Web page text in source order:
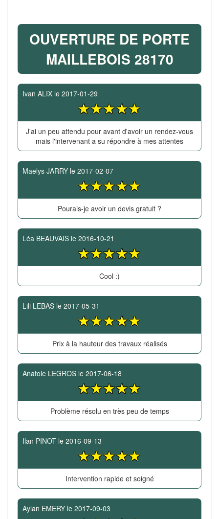
OUVERTURE DE PORTE
MAILLEBOIS 28170
Ivan ALIX le 2017-01-29
J'ai un peu attendu pour avant d'avoir un rendez-vous
mais l'intervenant a su répondre à mes attentes
Maelys JARRY le 2017-02-07
Pourais-je avoir un devis gratuit ?
Léa BEAUVAIS le 2016-10-21
Cool :)
Lili LEBAS le 2017-05-31
Prix à la hauteur des travaux réalisés
Anatole LEGROS le 2017-06-18
Problème résolu en très peu de temps
Ilan PINOT le 2016-09-13
Intervention rapide et soigné
Aylan EMERY le 2017-09-03